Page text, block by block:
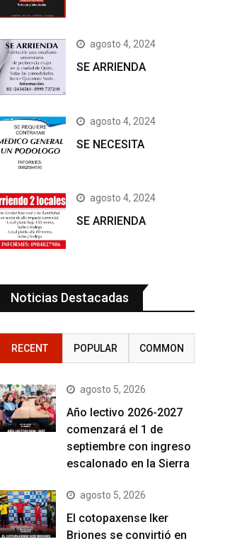
agosto 4, 2024
SE ARRIENDA
agosto 4, 2024
SE NECESITA
agosto 4, 2024
SE ARRIENDA
Noticias Destacadas
RECENT POPULAR COMMON
agosto 5, 2026
Año lectivo 2026-2027
comenzará el 1 de
septiembre con ingreso
escalonado en la Sierra
agosto 5, 2026
El cotopaxense Iker
Briones se convirtió en